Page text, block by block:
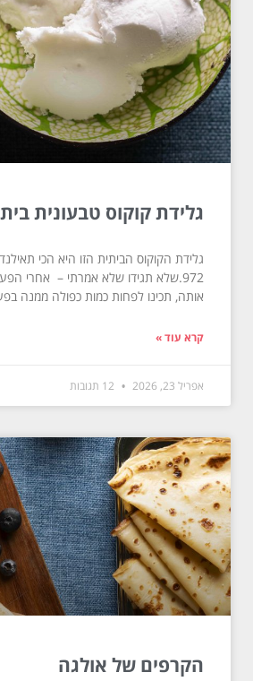
גלידת קוקוס טבעונית
גלידת הקוקוס הביתית הזו היא הכי
972.שלא תגידו שלא אמרתי – אחרי
אותה, תכינו לפחות כמות כפולה ממנה
קרא עוד »
אפריל 23, 2026
הקרפים של אולגה